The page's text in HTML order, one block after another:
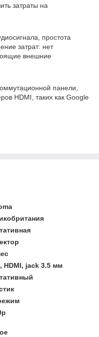
затраты на
простота
затрат: нет
внешние
панели,
HDMI, таких как Google
HDMI, jack 3.5 мм